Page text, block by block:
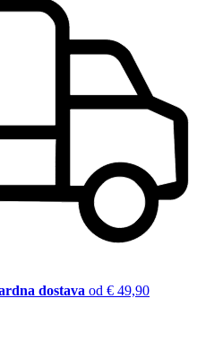
dostava od € 49,90